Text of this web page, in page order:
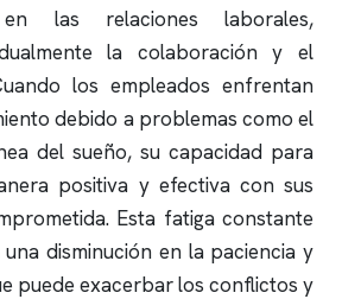
las relaciones laborales,
la colaboración y el
los empleados enfrentan
debido a problemas como el
del sueño, su capacidad para
positiva y efectiva con sus
Esta fatiga constante
disminución en la paciencia y
puede exacerbar los conflictos y